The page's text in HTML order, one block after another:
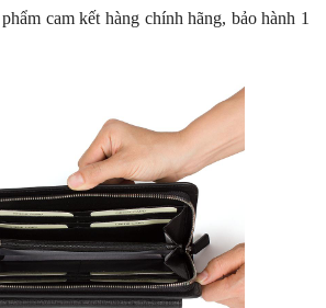
cam kết hàng chính hãng, bảo hành 1